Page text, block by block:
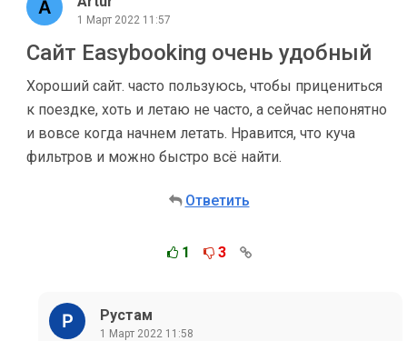
1 Март 2022 11:57
Сайт Easybooking очень удобный
Хороший сайт. часто пользуюсь, чтобы прицениться
к поездке, хоть и летаю не часто, а сейчас непонятно
и вовсе когда начнем летать. Нравится, что куча
фильтров и можно быстро всё найти.
Ответить
1 3
Рустам
1 Март 2022 11:58